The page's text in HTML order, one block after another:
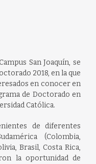
San Joaquín, se
2018, en la que
en conocer en
de Doctorado en
Católica.
de diferentes
(Colombia,
Brasil, Costa Rica,
la oportunidad de